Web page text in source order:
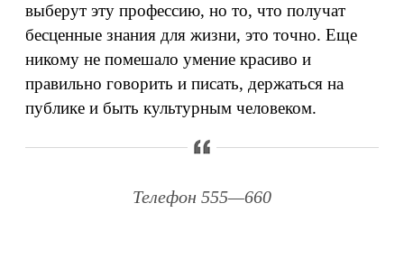
выберут эту профессию, но то, что получат
бесценные знания для жизни, это точно. Еще
никому не помешало умение красиво и
правильно говорить и писать, держаться на
публике и быть культурным человеком.
Телефон 555—660